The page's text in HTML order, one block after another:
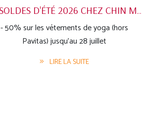
LES SOLDES D'ÉTÉ
- 50% sur les vétements de yoga (hors
Pavitas) jusqu'au 28 juillet
LIRE LA SUITE